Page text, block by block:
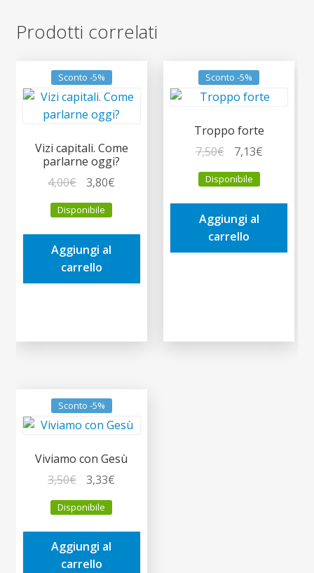
Prodotti correlati
Sconto -5%
Vizi capitali. Come
parlarne oggi?
4,00€
prezzo
originale
era:
4,00€.
3,80€
è:
Disponibile
Aggiungi al
carrello
Sconto -5%
Troppo forte
7,50€
prezzo
originale
era:
7,50€.
7,13€Il
è:
Disponibile
Aggiungi al
carrello
Sconto -5%
Viviamo con Gesù
3,50€
prezzo
originale
era:
3,50€.
3,33€
è:
Disponibile
Aggiungi al
carrello